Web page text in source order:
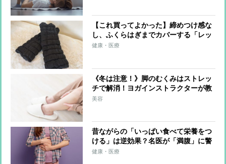
【これ買ってよかった】締めつけ感な
し、ふくらはぎまでカバーする「レッ
グウォーマー」、睡眠美容家が睡眠時
健康・医療
《冬は注意！》脚のむくみはストレッ
チで解消！ヨガインストラクターが教
える簡単セルフケア
美容
昔ながらの「いっぱい食べて栄養をつ
ける」は逆効果？名医が「満腹」に警
鐘、不調を加速させてしまう恐れも
健康・医療